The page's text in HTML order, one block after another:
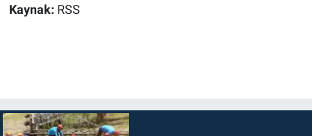
Kaynak: RSS